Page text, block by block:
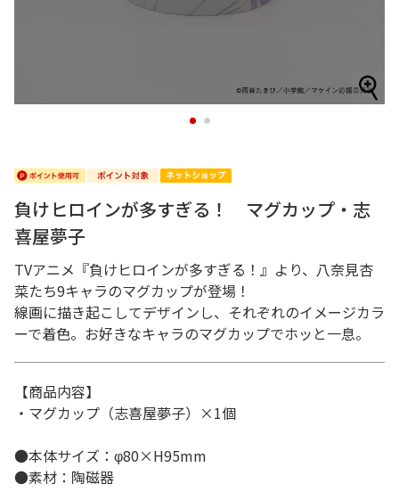
1 2
負けヒロインが多すぎる！ マグカップ・志
喜屋夢子
TVアニメ『負けヒロインが多すぎる！』より、八奈見杏
菜たち9キャラのマグカップが登場！
線画に描き起こしてデザインし、それぞれのイメージカラ
ーで着色。お好きなキャラのマグカップでホッと一息。
【商品内容】
・マグカップ（志喜屋夢子）×1個
●本体サイズ：φ80×H95mm
●素材：陶磁器